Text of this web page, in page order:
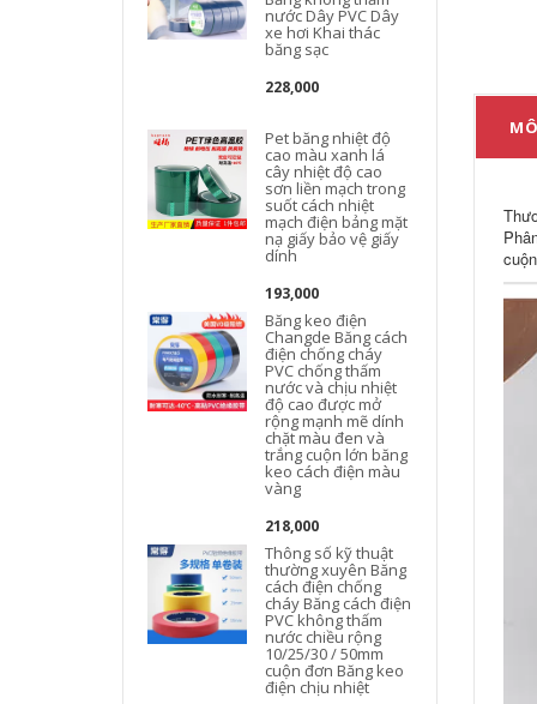
nước Dây PVC Dây
xe hơi Khai thác
băng sạc
228,000
Pet băng nhiệt độ
cao màu xanh lá
cây nhiệt độ cao
sơn liền mạch trong
suốt cách nhiệt
mạch điện bảng mặt
nạ giấy bảo vệ giấy
dính
193,000
Băng keo điện
Changde Băng cách
điện chống cháy
PVC chống thấm
nước và chịu nhiệt
độ cao được mở
rộng mạnh mẽ dính
chặt màu đen và
trắng cuộn lớn băng
keo cách điện màu
vàng
218,000
Thông số kỹ thuật
thường xuyên Băng
cách điện chống
cháy Băng cách điện
PVC không thấm
nước chiều rộng
10/25/30 / 50mm
cuộn đơn Băng keo
điện chịu nhiệt